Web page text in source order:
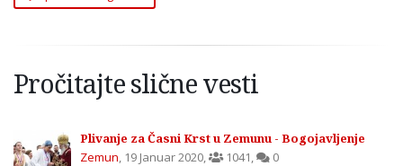
Pročitajte slične vesti
Plivanje za Časni Krst u Zemunu - Bogojavljenje
Zemun, 19 Januar 2020, 1041, 0